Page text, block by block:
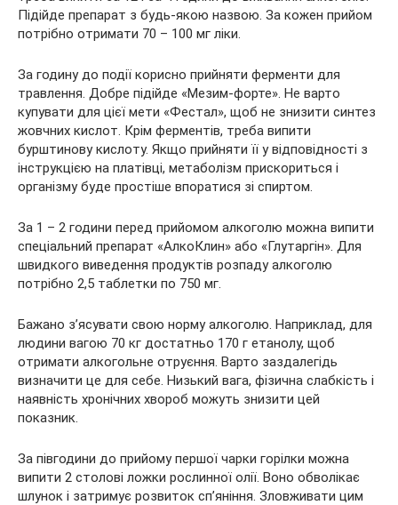
Підійде препарат з будь-якою назвою. За кожен прийом
потрібно отримати 70 – 100 мг ліки.
За годину до події корисно прийняти ферменти для
травлення. Добре підійде «Мезим-форте». Не варто
купувати для цієї мети «Фестал», щоб не знизити синтез
жовчних кислот. Крім ферментів, треба випити
бурштинову кислоту. Якщо прийняти її у відповідності з
інструкцією на платівці, метаболізм прискориться і
організму буде простіше впоратися зі спиртом.
За 1 – 2 години перед прийомом алкоголю можна випити
спеціальний препарат «АлкоКлин» або «Глутаргін». Для
швидкого виведення продуктів розпаду алкоголю
потрібно 2,5 таблетки по 750 мг.
Бажано з’ясувати свою норму алкоголю. Наприклад, для
людини вагою 70 кг достатньо 170 г етанолу, щоб
отримати алкогольне отруєння. Варто заздалегідь
визначити це для себе. Низький вага, фізична слабкість і
наявність хронічних хвороб можуть знизити цей
показник.
За півгодини до прийому першої чарки горілки можна
випити 2 столові ложки рослинної олії. Воно обволікає
шлунок і затримує розвиток сп’яніння. Зловживати цим